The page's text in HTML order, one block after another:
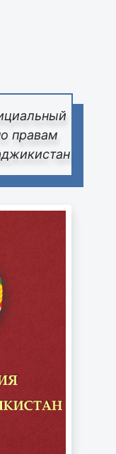
правам